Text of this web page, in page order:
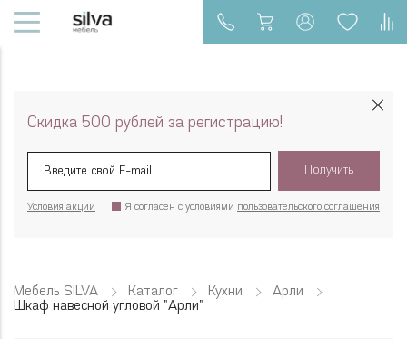
Скидка 500 рублей за регистрацию!
Получить
Я согласен с условиями пользовательского соглашения
Условия акции
Мебель SILVA Каталог Кухни
Арли
Шкаф навесной угловой "Арли"